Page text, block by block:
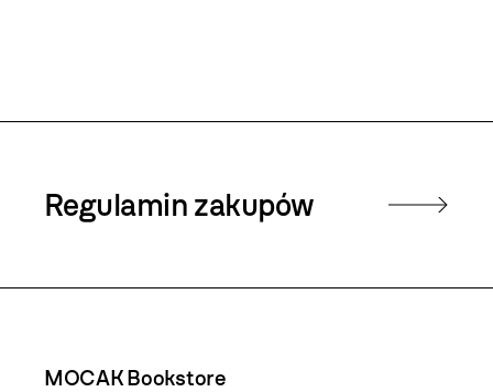
Regulamin zakupów
MOCAK Bookstore